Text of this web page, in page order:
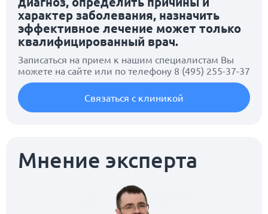
характер заболевания, назначить
эффективное лечение может только
квалифицированный врач.
Записаться на прием к нашим специалистам Вы
можете на сайте или по телефону 8 (495) 255-37-37
Связаться с клиникой
Мнение эксперта